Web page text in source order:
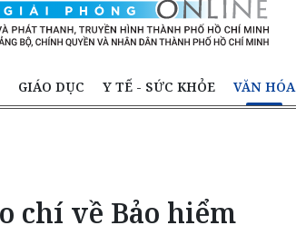
GIÁO DỤC Y TẾ - SỨC KHỎE VĂN HÓA
chí về Bảo hiểm